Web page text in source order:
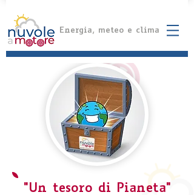
Energia, meteo e clima
"Un tesoro di Pianeta"